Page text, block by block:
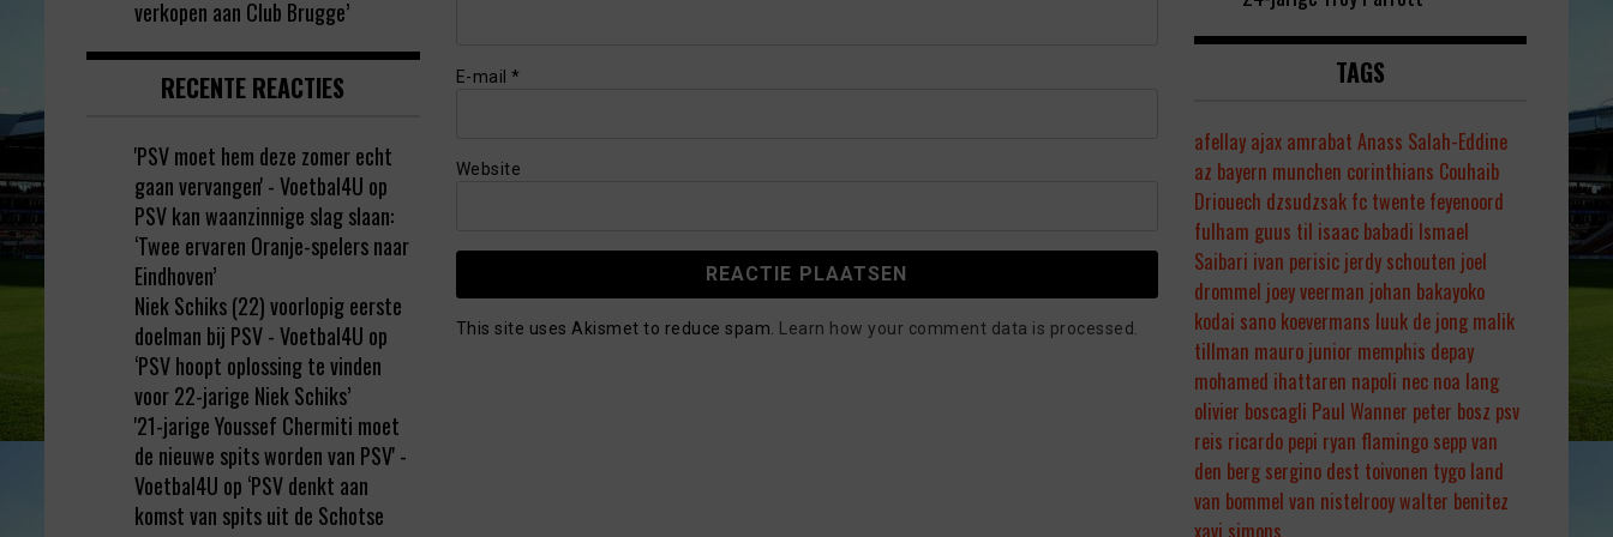
E-mail *
Website
This site uses Akismet to reduce spam. Learn how your comment data is processed.
verkopen aan Club Brugge’
RECENTE REACTIES
'PSV moet hem deze zomer echt
gaan vervangen' - Voetbal4U op
PSV kan waanzinnige slag slaan:
‘Twee ervaren Oranje-spelers naar
Eindhoven’
Niek Schiks (22) voorlopig eerste
doelman bij PSV - Voetbal4U op
‘PSV hoopt oplossing te vinden
voor 22-jarige Niek Schiks’
'21-jarige Youssef Chermiti moet
de nieuwe spits worden van PSV' -
Voetbal4U op ‘PSV denkt aan
komst van spits uit de Schotse
TAGS
afellay ajax amrabat Anass Salah-Eddine
az bayern munchen corinthians Couhaib
Driouech dzsudzsak fc twente feyenoord
fulham guus til isaac babadi Ismael
Saibari ivan perisic jerdy schouten joel
drommel joey veerman johan bakayoko
kodai sano koevermans luuk de jong malik
tillman mauro junior memphis depay
mohamed ihattaren napoli nec noa lang
olivier boscagli Paul Wanner peter bosz psv
reis ricardo pepi ryan flamingo sepp van
den berg sergino dest toivonen tygo land
van bommel van nistelrooywalter benitez